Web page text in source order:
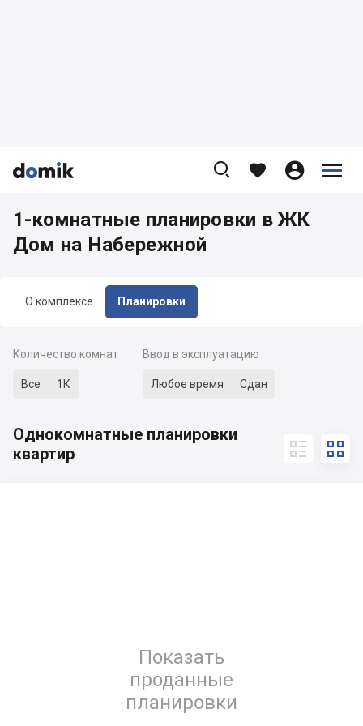


    


О комплексе Планировки
1-комнатные планировки в ЖК
Дом на Набережной
Количество комнат
Все 1К
Ввод в эксплуатацию
Любое время Сдан
Однокомнатные планировки
квартир
 
Показать
проданные
планировки